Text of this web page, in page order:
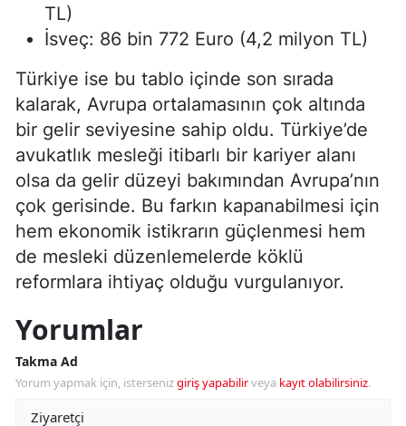
TL)
İsveç: 86 bin 772 Euro (4,2 milyon TL)
Türkiye ise bu tablo içinde son sırada
kalarak, Avrupa ortalamasının çok altında
bir gelir seviyesine sahip oldu. Türkiye’de
avukatlık mesleği itibarlı bir kariyer alanı
olsa da gelir düzeyi bakımından Avrupa’nın
çok gerisinde. Bu farkın kapanabilmesi için
hem ekonomik istikrarın güçlenmesi hem
de mesleki düzenlemelerde köklü
reformlara ihtiyaç olduğu vurgulanıyor.
Yorumlar
Takma Ad
Yorum yapmak için, istersenizgiriş yapabilirveya kayıt olabilirsiniz.